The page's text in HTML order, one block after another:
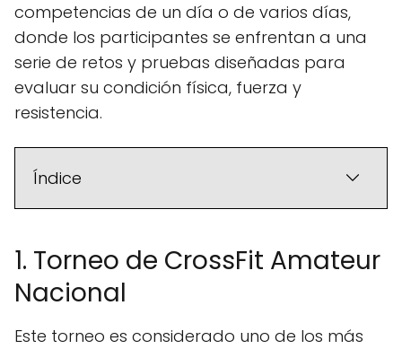
competencias de un día o de varios días,
donde los participantes se enfrentan a una
serie de retos y pruebas diseñadas para
evaluar su condición física, fuerza y
resistencia.
Índice
1. Torneo de CrossFit Amateur
Nacional
Este torneo es considerado uno de los más